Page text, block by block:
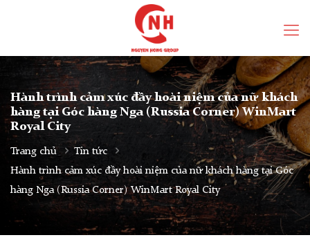
Hành trình cảm xúc đầy hoài niệm của nữ khách
hàng tại Góc hàng Nga (Russia Corner) WinMart
Royal City
Trang chủ
Tin tức
Hành trình cảm xúc đầy hoài niệm của nữ khách hàng tại Góc
hàng Nga (Russia Corner) WinMart Royal City